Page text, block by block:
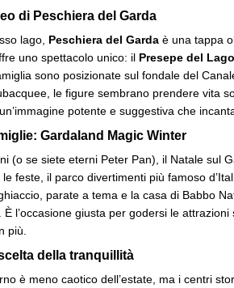
di Peschiera del Garda
lago, Peschiera del Garda è una tappa
uno spettacolo unico: il Presepe del Lago
sono posizionate sul fondale del
le figure sembrano prendere vita
potente e suggestiva che
Gardaland Magic Winter
(o se siete eterni Peter Pan), il Natale sul
feste, il parco divertimenti più famoso
parate a tema e la casa di Babbo
l’occasione giusta per godersi le
più.
della tranquillità
è meno caotico dell’estate, ma i centri